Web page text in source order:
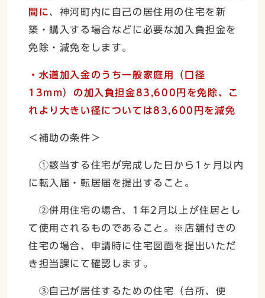
間に、神河町内に自己の居住用の住宅を新
築・購入する場合などに必要な加入負担金を
免除・減免をします。
・水道加入金のうち一般家庭用（口径
13mm）の加入負担金83,600円を免除、こ
れより大きい径については83,600円を減免
＜補助の条件＞
①該当する住宅が完成した日から1ヶ月以内
に転入届・転居届を提出すること。
②併用住宅の場合、1年2月以上が住居とし
て使用されるものであること。※店舗付きの
住宅の場合、申請時に住宅図面を提出いただ
き担当課にて確認します。
③自己が居住するための住宅（台所、便